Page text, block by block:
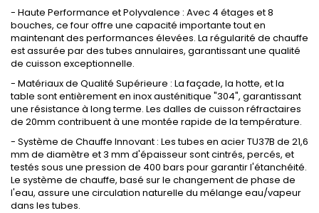
- Haute Performance et Polyvalence : Avec 4 étages et 8
bouches, ce four offre une capacité importante tout en
maintenant des performances élevées. La régularité de chauffe
est assurée par des tubes annulaires, garantissant une qualité
de cuisson exceptionnelle.
- Matériaux de Qualité Supérieure : La façade, la hotte, et la
table sont entièrement en inox austénitique "304", garantissant
une résistance à long terme. Les dalles de cuisson réfractaires
de 20mm contribuent à une montée rapide de la température.
- Système de Chauffe Innovant : Les tubes en acier TU37B de 21,6
mm de diamètre et 3 mm d'épaisseur sont cintrés, percés, et
testés sous une pression de 400 bars pour garantir l'étanchéité.
Le système de chauffe, basé sur le changement de phase de
l'eau, assure une circulation naturelle du mélange eau/vapeur
dans les tubes.